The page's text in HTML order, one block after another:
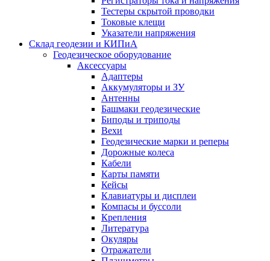
Тестеры скрытой проводки
Токовые клещи
Указатели напряжения
Склад геодезии и КИПиА
Геодезическое оборудование
Аксессуары
Адаптеры
Аккумуляторы и ЗУ
Антенны
Башмаки геодезические
Биподы и триподы
Вехи
Геодезические марки и реперы
Дорожные колеса
Кабели
Карты памяти
Кейсы
Клавиатуры и дисплеи
Компасы и буссоли
Крепления
Литература
Окуляры
Отражатели